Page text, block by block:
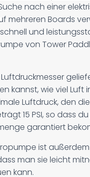
nach einer
mehreren Boards
und
von Tower
kannst, wie viel Luft
Luftdruck, den
15 PSI, so dass
garantiert
ist
man sie leicht
kann.